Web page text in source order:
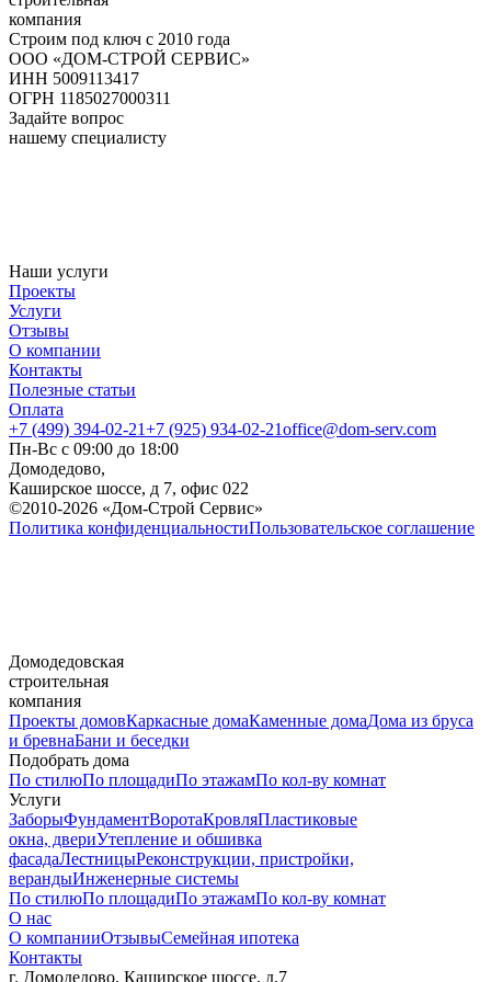
компания
Строим под ключ с 2010 года
ООО «ДОМ-СТРОЙ СЕРВИС»
ИНН 5009113417
ОГРН 1185027000311
Задайте вопрос
нашему специалисту
Наши услуги
Проекты
Услуги
Отзывы
О компании
Контакты
Полезные статьи
Оплата
+7 (499) 394-02-21+7 (925) 934-02-21office@dom-serv.com
Пн-Вс с 09:00 до 18:00
Домодедово,
Каширское шоссе, д 7, офис 022
©2010-2026 «Дом-Строй Сервис»
Политика конфиденциальностиПользовательское соглашение
Домодедовская
строительная
компания
Проекты домовКаркасные домаКаменные домаДома из бруса
и бревнаБани и беседки
Подобрать дома
По стилюПо площадиПо этажамПо кол-ву комнат
Услуги
ЗаборыФундаментВоротаКровляПластиковые
окна, двериУтепление и обшивка
фасадаЛестницыРеконструкции, пристройки,
верандыИнженерные системы
По стилюПо площадиПо этажамПо кол-ву комнат
О нас
О компанииОтзывыСемейная ипотека
Контакты
г. Домодедово, Каширское шоссе, д.7